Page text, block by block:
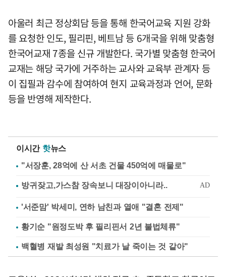
아울러 최근 정상회담 등을 통해 한국어교육 지원 강화
를 요청한 인도, 필리핀, 베트남 등 6개국을 위해 맞춤형
한국어교재 7종을 신규 개발한다. 국가별 맞춤형 한국어
교재는 해당 국가에 거주하는 교사와 교육부 관계자 등
이 집필과 감수에 참여하여 현지 교육과정과 언어, 문화
등을 반영해 제작한다.
이시간 핫뉴스
"서장훈, 28억에 산 서초 건물 450억에 매물로"
'서준맘' 박세미, 연하 남친과 열애 "결혼 전제"
황기순 "원정도박 후 필리핀서 2년 불법체류"
백혈병 재발 최성원 "치료가 날 죽이는 것 같아"